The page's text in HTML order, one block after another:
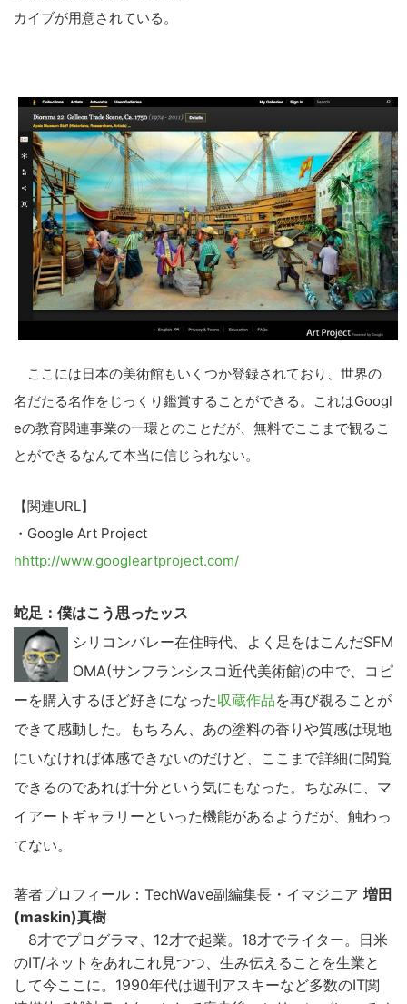
カイブが用意されている。
ここには日本の美術館もいくつか登録されており、世界の
名だたる名作をじっくり鑑賞することができる。これはGoogl
eの教育関連事業の一環とのことだが、無料でここまで観るこ
とができるなんて本当に信じられない。
【関連URL】
・Google Art Project
hhttp://www.googleartproject.com/
蛇足：僕はこう思ったッス
シリコンバレー在住時代、よく足をはこんだSFM
OMA(サンフランシスコ近代美術館)の中で、コピ
ーを購入するほど好きになった収蔵作品を再び覩ることが
できて感動した。もちろん、あの塗料の香りや質感は現地
にいなければ体感できないのだけど、ここまで詳細に閲覧
できるのであれば十分という気にもなった。ちなみに、マ
イアートギャラリーといった機能があるようだが、触わっ
てない。
著者プロフィール：TechWave副編集長・イマジニア 増田
(maskin)真樹
8才でプログラマ、12才で起業。18才でライター。日米
のIT/ネットをあれこれ見つつ、生み伝えることを生業と
して今ここに。1990年代は週刊アスキーなど多数のIT関